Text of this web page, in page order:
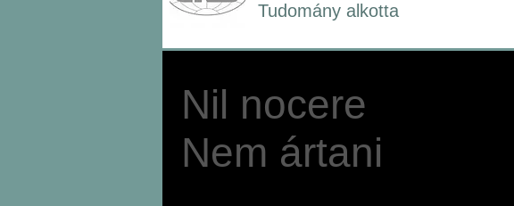
Tudomány alkotta
Nil nocere
Nem ártani